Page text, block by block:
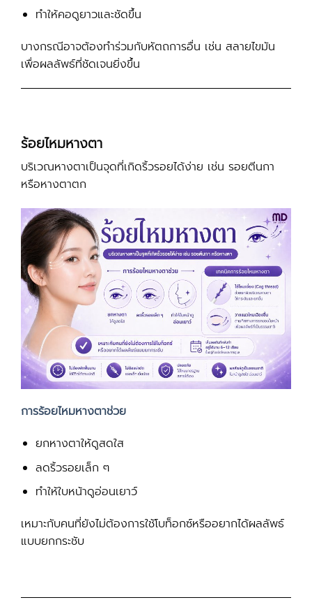
ทำให้คอดูยาวและชัดขึ้น
บางกรณีอาจต้องทำร่วมกับหัตถการอื่น เช่น สลายไขมัน
เพื่อผลลัพธ์ที่ชัดเจนยิ่งขึ้น
ร้อยไหมหางตา
บริเวณหางตาเป็นจุดที่เกิดริ้วรอยได้ง่าย เช่น รอยตีนกา
หรือหางตาตก
การร้อยไหมหางตาช่วย
ยกหางตาให้ดูสดใส
ลดริ้วรอยเล็ก ๆ
ทำให้ใบหน้าดูอ่อนเยาว์
เหมาะกับคนที่ยังไม่ต้องการใช้โบท็อกซ์หรืออยากได้ผลลัพธ์
แบบยกกระชับ